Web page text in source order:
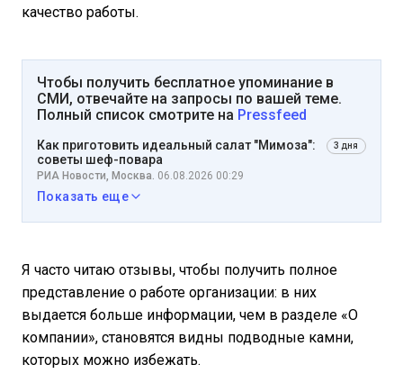
качество работы.
Чтобы получить бесплатное упоминание в
СМИ, отвечайте на запросы по вашей теме.
Полный список смотрите на Pressfeed
Как приготовить идеальный салат "Мимоза":
советы шеф-повара
3 дня
РИА Новости, Москва. 06.08.2026 00:29
Показать еще
Я часто читаю отзывы, чтобы получить полное
представление о работе организации: в них
выдается больше информации, чем в разделе «О
компании», становятся видны подводные камни,
которых можно избежать.